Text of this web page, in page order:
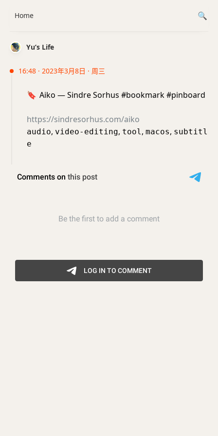
Yu’s Life
16:48 · 2023年3月8日 · 周三
🔖 Aiko — Sindre Sorhus #bookmark #pinboard
https://sindresorhus.com/aiko
audio, video-editing, tool, macos, subtitl
e
Home